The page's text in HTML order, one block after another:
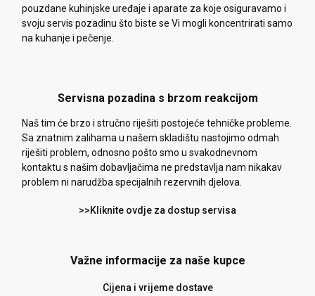
pouzdane kuhinjske uređaje i aparate za koje osiguravamo i
svoju servis pozadinu što biste se Vi mogli koncentrirati samo
na kuhanje i pečenje.
Servisna pozadina s brzom reakcijom
Naš tim će brzo i stručno riješiti postojeće tehničke probleme.
Sa znatnim zalihama u našem skladištu nastojimo odmah
riješiti problem, odnosno pošto smo u svakodnevnom
kontaktu s našim dobavljačima ne predstavlja nam nikakav
problem ni narudžba specijalnih rezervnih djelova.
>>Kliknite ovdje za dostup servisa
Važne informacije za naše kupce
Cijena i vrijeme dostave